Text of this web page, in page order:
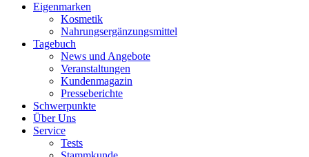
Eigenmarken
Kosmetik
Nahrungsergänzungsmittel
Tagebuch
News und Angebote
Veranstaltungen
Kundenmagazin
Presseberichte
Schwerpunkte
Über Uns
Service
Tests